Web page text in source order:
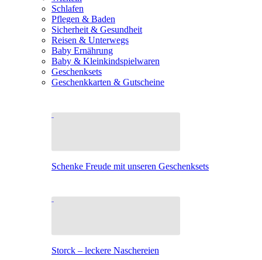
Schlafen
Pflegen & Baden
Sicherheit & Gesundheit
Reisen & Unterwegs
Baby Ernährung
Baby & Kleinkindspielwaren
Geschenksets
Geschenkkarten & Gutscheine
Schenke Freude mit unseren Geschenksets
Storck – leckere Naschereien